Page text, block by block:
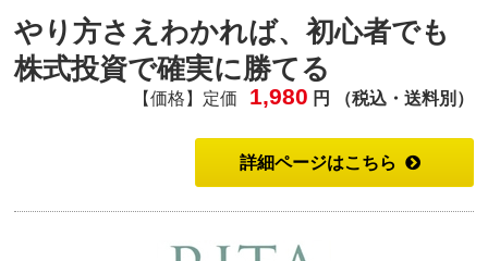
やり方さえわかれば、初心者でも
株式投資で確実に勝てる
【価格】定価 1,980 円 （税込・送料別）
詳細ページはこちら